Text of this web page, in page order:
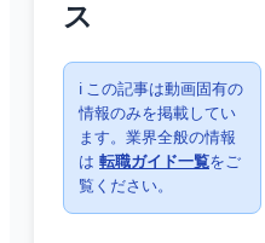
ス
ℹ️ この記事は動画固有の
情報のみを掲載してい
ます。業界全般の情報
は 転職ガイド一覧をご
覧ください。